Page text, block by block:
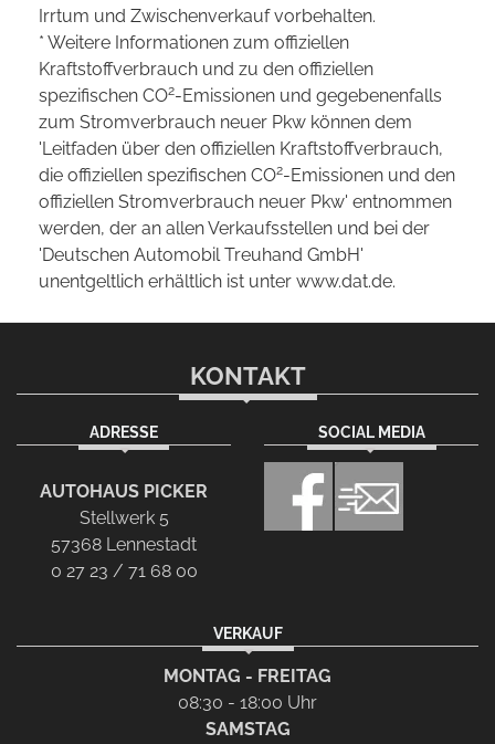
Irrtum und Zwischenverkauf vorbehalten.
* Weitere Informationen zum offiziellen
Kraftstoffverbrauch und zu den offiziellen
spezifischen CO2-Emissionen und gegebenenfalls
zum Stromverbrauch neuer Pkw können dem
'Leitfaden über den offiziellen Kraftstoffverbrauch,
die offiziellen spezifischen CO2-Emissionen und den
offiziellen Stromverbrauch neuer Pkw' entnommen
werden, der an allen Verkaufsstellen und bei der
'Deutschen Automobil Treuhand GmbH'
unentgeltlich erhältlich ist unter www.dat.de.
KONTAKT
ADRESSE
AUTOHAUS PICKER
Stellwerk 5
57368 Lennestadt
0 27 23 / 71 68 00
SOCIAL MEDIA
VERKAUF
MONTAG - FREITAG
08:30 - 18:00 Uhr
SAMSTAG